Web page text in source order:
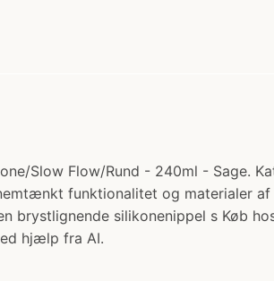
Slow Flow/Rund - 240ml - Sage.
funktionalitet og materialer
brystlignende silikonenippel s Køb
hjælp fra AI.